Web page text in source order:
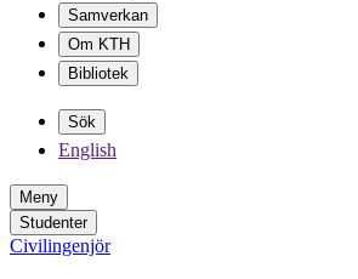
Samverkan
Om KTH
Bibliotek
Sök
English
Meny
Studenter
Civilingenjör